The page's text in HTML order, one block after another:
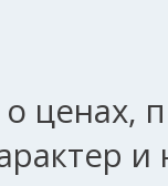
ценах,